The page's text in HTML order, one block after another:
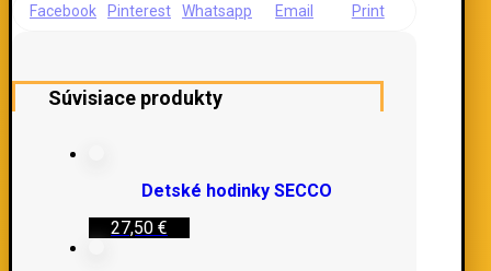
Facebook Pinterest Whatsapp Email Print
Súvisiace produkty
Detské hodinky SECCO
27,50 €